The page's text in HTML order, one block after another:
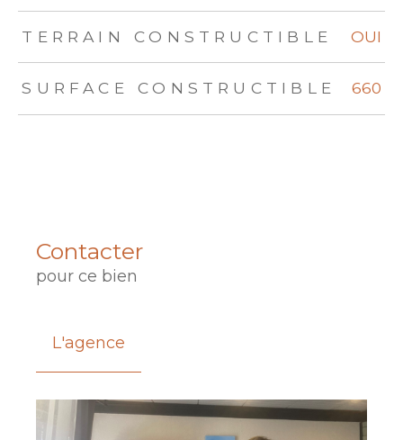
TERRAIN CONSTRUCTIBLE OUI
SURFACE CONSTRUCTIBLE 660
Contacter
pour ce bien
L'agence